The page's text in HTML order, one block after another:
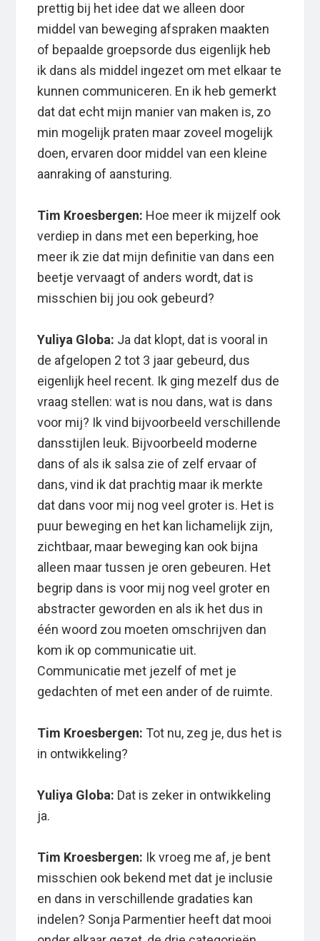
prettig bij het idee dat we alleen door
middel van beweging afspraken maakten
of bepaalde groepsorde dus eigenlijk heb
ik dans als middel ingezet om met elkaar te
kunnen communiceren. En ik heb gemerkt
dat dat echt mijn manier van maken is, zo
min mogelijk praten maar zoveel mogelijk
doen, ervaren door middel van een kleine
aanraking of aansturing.
Tim Kroesbergen: Hoe meer ik mijzelf ook
verdiep in dans met een beperking, hoe
meer ik zie dat mijn definitie van dans een
beetje vervaagt of anders wordt, dat is
misschien bij jou ook gebeurd?
Yuliya Globa: Ja dat klopt, dat is vooral in
de afgelopen 2 tot 3 jaar gebeurd, dus
eigenlijk heel recent. Ik ging mezelf dus de
vraag stellen: wat is nou dans, wat is dans
voor mij? Ik vind bijvoorbeeld verschillende
dansstijlen leuk. Bijvoorbeeld moderne
dans of als ik salsa zie of zelf ervaar of
dans, vind ik dat prachtig maar ik merkte
dat dans voor mij nog veel groter is. Het is
puur beweging en het kan lichamelijk zijn,
zichtbaar, maar beweging kan ook bijna
alleen maar tussen je oren gebeuren. Het
begrip dans is voor mij nog veel groter en
abstracter geworden en als ik het dus in
één woord zou moeten omschrijven dan
kom ik op communicatie uit.
Communicatie met jezelf of met je
gedachten of met een ander of de ruimte.
Tim Kroesbergen: Tot nu, zeg je, dus het is
in ontwikkeling?
Yuliya Globa: Dat is zeker in ontwikkeling
ja.
Tim Kroesbergen: Ik vroeg me af, je bent
misschien ook bekend met dat je inclusie
en dans in verschillende gradaties kan
indelen? Sonja Parmentier heeft dat mooi